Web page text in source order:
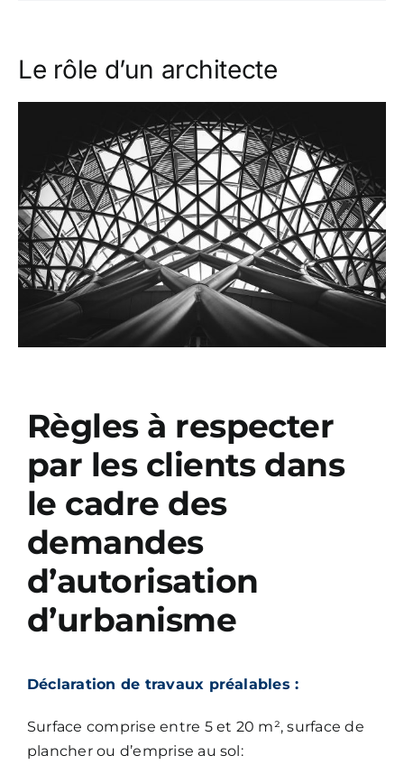
Le rôle d’un architecte
agrandie
Règles à respecter
par les clients dans
le cadre des
demandes
d’autorisation
d’urbanisme
Déclaration de travaux préalables :
Surface comprise entre 5 et 20 m², surface de
plancher ou d’emprise au sol: